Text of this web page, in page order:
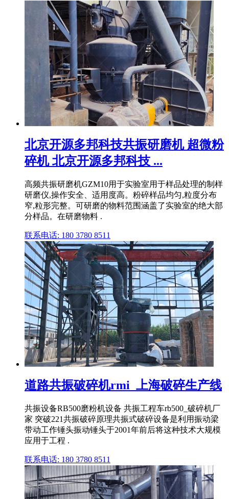
北京开源多邦科技共振研磨机 超微粉
碎机 北京开源多邦科技 ...
高频共振研磨机GZM10用于实验室用于样品处理的制样
研磨仪,操作安全、适用度高。粉碎样品均匀,粒度分布
窄,粒形完整。可研磨的物料范围涵盖了实验室的绝大部
分样品。在研磨物料 .
联系电话: 180 3780 8511
道路共振破碎机rmi_上海破碎生产线
共振设备RB500磨粉机设备 共振工程车rb500_破碎机厂
家 突破221共振破碎原理共振式破碎设备是利用振动梁
带动工作锤头振动锤头于2001年前后将这种技术大规模
应用于工程 .
联系电话: 180 3780 8511